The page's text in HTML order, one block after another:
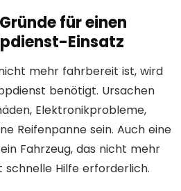
für einen
Einsatz
mehr fahrbereit ist, wird
benötigt. Ursachen
Elektronikprobleme,
Reifenpanne sein. Auch eine
Fahrzeug, das nicht mehr
Hilfe erforderlich.